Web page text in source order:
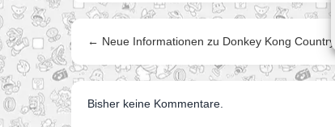
← Neue Informationen zu Donkey Kong Country
Bisher keine Kommentare.